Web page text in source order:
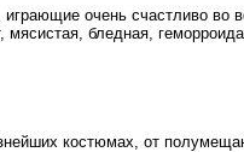
очень счастливо во
бледная,
костюмах, от